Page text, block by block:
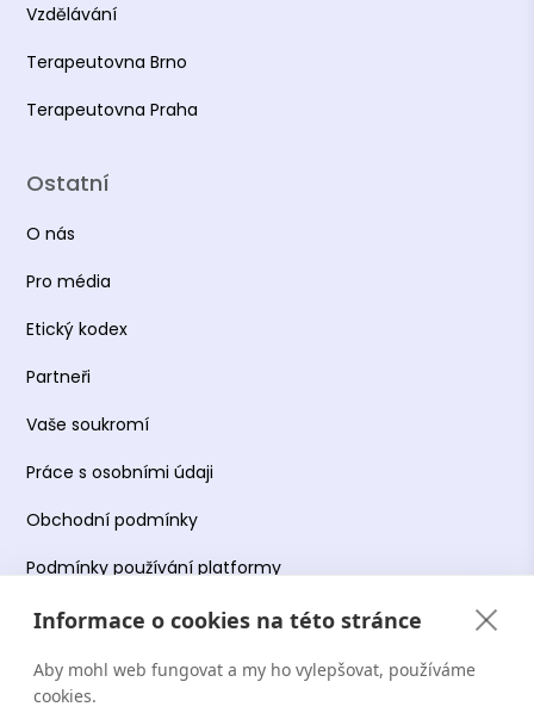
Informace o cookies na této stránce
Aby mohl web fungovat a my ho vylepšovat, používáme
cookies.
Vzdělávání
Terapeutovna Brno
Terapeutovna Praha
Ostatní
O nás
Pro média
Etický kodex
Partneři
Vaše soukromí
Práce s osobními údaji
Obchodní podmínky
Podmínky používání platformy
Copyright Terapie CZ s.r.o. 2026. Všechna práva
vyhrazena. Web provozuje Terapie CZ s.r.o. IČO: